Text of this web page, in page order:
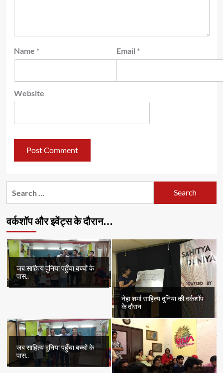
Name * Email *
Website
वर्कशॉप और इवेंट्स के दौरान…
जब साहित्य दुनिया पहुँचा बच्चों के
पास..
नेहा शर्मा साहित्य दुनिया की वर्कशॉप
के दौरान
जब साहित्य दुनिया पहुँचा बच्चों के
पास..